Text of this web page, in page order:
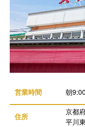
営業時間 朝
住所
京都
平川